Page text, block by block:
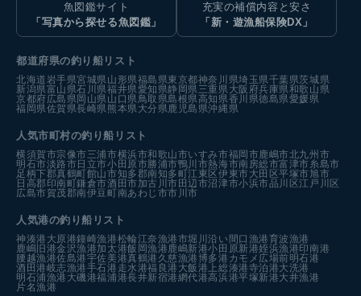
魚図鑑サイト
「写真から探せる魚図鑑」
充実の補償内容と安さ
「新・遊漁船保険DX」
都道府県の釣り船リスト
北海道岩手県宮城県山形県福島県東京都神奈川県埼玉県千葉県茨城県
新潟県富山県石川県福井県愛知県静岡県三重県大阪府兵庫県和歌山県
京都府広島県岡山県山口県鳥取県島根県高知県香川県徳島県愛媛県
福岡県佐賀県長崎県熊本県大分県鹿児島県沖縄県
人気市町村の釣り船リスト
横須賀市宗像市三浦市横浜市和歌山市いすみ市福岡市鹿嶋市北九州市
明石市淡路市 日立市小田原市勝浦市鴨川市熱海市南房総市富津市糸島市
足柄下郡真鶴町館山市知多郡南知多町江東区伊東市大田区平塚市旭市
日高郡印南町鎌倉市酒田市加古川市 田辺市沼津市小浜市品川区江戸川区
広島市賀茂郡南伊豆町南あわじ市市川市
人気港の釣り船リスト
神湊港 大原港鐘崎漁港松輪江奈漁港市堀川沿い 間口漁港育波漁港
鹿嶋旧港金沢漁港加太港飯岡漁港鹿嶋新港小田原新港姪浜漁港印南港
腰越漁港佐島港宇佐美港真鶴港 久慈漁港博多港カモメ広場前明石港
酒田港岐志漁港手石港 走水港福良港 大飯港 上総湊港寺泊港大洗港
明石浦漁港 大磯港福浦港長井新宿港網代港高浜港平塚新港大井漁港
片名漁港